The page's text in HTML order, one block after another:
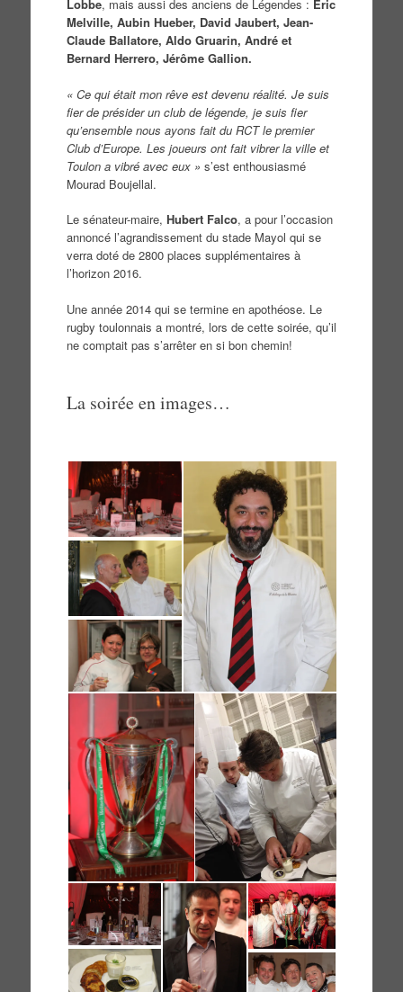
Lobbe, mais aussi des anciens de Légendes : Eric
Melville, Aubin Hueber, David Jaubert, Jean-
Claude Ballatore, Aldo Gruarin, André et
Bernard Herrero, Jérôme Gallion.
« Ce qui était mon rêve est devenu réalité. Je suis
fier de présider un club de légende, je suis fier
qu’ensemble nous ayons fait du RCT le premier
Club d’Europe. Les joueurs ont fait vibrer la ville et
Toulon a vibré avec eux » s’est enthousiasmé
Mourad Boujellal.
Le sénateur-maire, Hubert Falco, a pour l’occasion
annoncé l’agrandissement du stade Mayol qui se
verra doté de 2800 places supplémentaires à
l’horizon 2016.
Une année 2014 qui se termine en apothéose. Le
rugby toulonnais a montré, lors de cette soirée, qu’il
ne comptait pas s’arrêter en si bon chemin!
La soirée en images…